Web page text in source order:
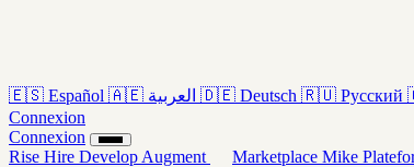
🇪🇸 Español 🇦🇪 العربية 🇩🇪 Deutsch 🇷🇺 Русский
Connexion
Connexion
Rise Hire Develop Augment Marketplace Mike